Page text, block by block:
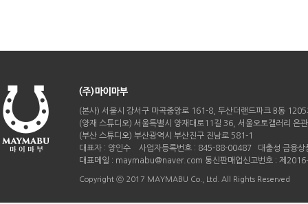
(본사) 서울시 강서구 마곡중앙로 161-8, 두산더랜드파크 B동 1205
(양재 스튜디오) 서울특별시 양재대로11길 36, 서울오토갤러리 은
(부산 스튜디오) 부산광역시 부산진구 진남로 581-1
대표자 : 양인수 사업자등록번호 : 845-88-00487 대출성 금융
대표메일 : maymabu@naver.com 통신판매업신고번호 : 제
Copyright ⓒ 2017 MAYMABU Co., Ltd. All Rights Reserved